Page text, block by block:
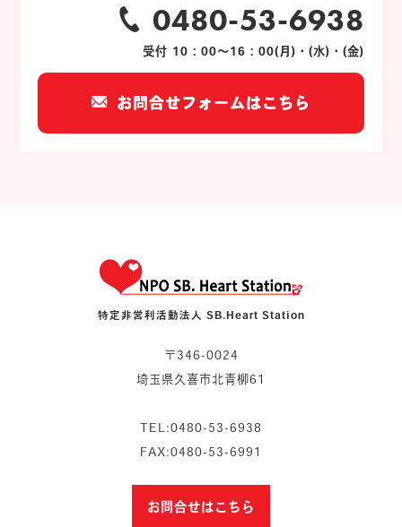
0480-53-6938
受付 10：00～16：00(月)・(水)・(金)
お問合せフォームはこちら
特定非営利活動法人 SB.Heart Station
〒346-0024
埼玉県久喜市北青柳61
TEL:0480-53-6938
FAX:0480-53-6991
お問合せはこちら